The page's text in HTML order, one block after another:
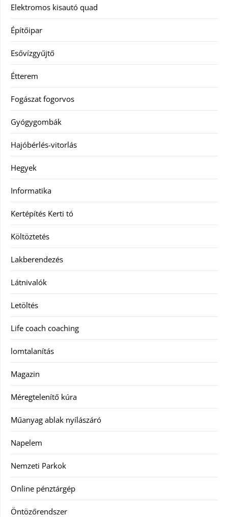
Elektromos kisautó quad
Építőipar
Esővízgyűjtő
Étterem
Fogászat fogorvos
Gyógygombák
Hajóbérlés-vitorlás
Hegyek
Informatika
Kertépítés Kerti tó
Költöztetés
Lakberendezés
Látnivalók
Letöltés
Life coach coaching
lomtalanítás
Magazin
Méregtelenítő kúra
Műanyag ablak nyílászáró
Napelem
Nemzeti Parkok
Online pénztárgép
Öntözőrendszer